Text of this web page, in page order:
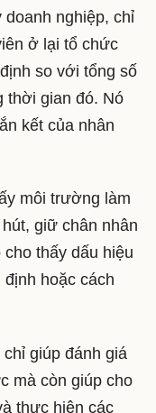
nghiệp, chỉ
ở lại tổ chức
so với tổng số
thời gian đó. Nó
kết của nhân
môi trường làm
giữ chân nhân
thấy dấu hiệu
hoặc cách
giúp đánh giá
mà còn giúp cho
thực hiện các